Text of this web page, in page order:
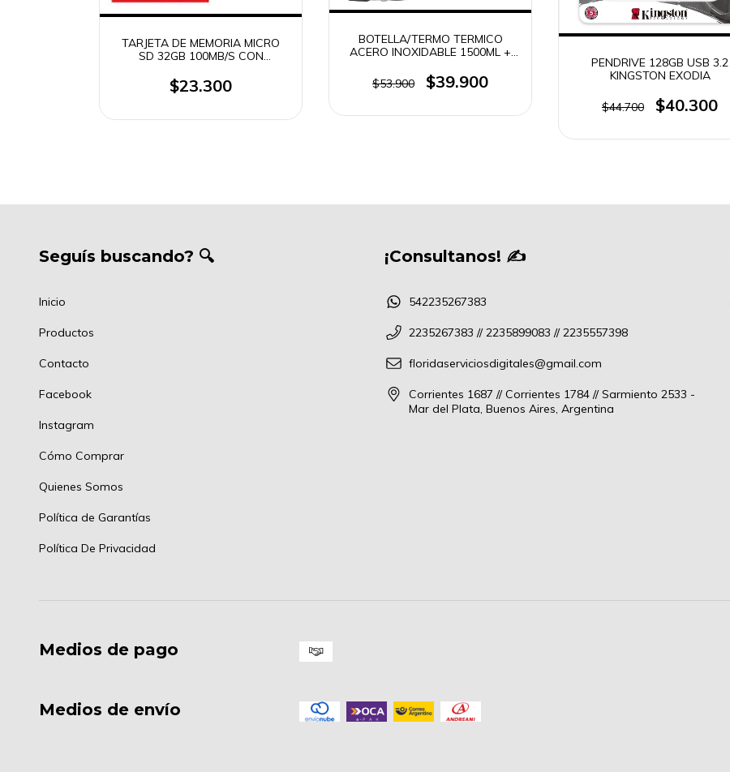
TARJETA DE MEMORIA MICRO
SD 32GB 100MB/S CON
$23.300
BOTELLA/TERMO TERMICO
ACERO INOXIDABLE 1500ML +
PICO BEBEDOR VACUUM
BOTTLE (4115)
$53.900 $39.900
PENDRIVE 128GB USB 3.2
KINGSTON EXODIA
$44.700 $40.300
Seguís buscando? 🔍
Inicio
Productos
Contacto
Facebook
Instagram
Cómo Comprar
Quienes Somos
Política de Garantías
Política De Privacidad
¡Consultanos! ✍
542235267383
2235267383 // 2235899083 // 2235557398
floridaserviciosdigitales@gmail.com
Corrientes 1687 // Corrientes 1784 // Sarmiento 2533 -
Mar del Plata, Buenos Aires, Argentina
Medios de pago
Medios de envío